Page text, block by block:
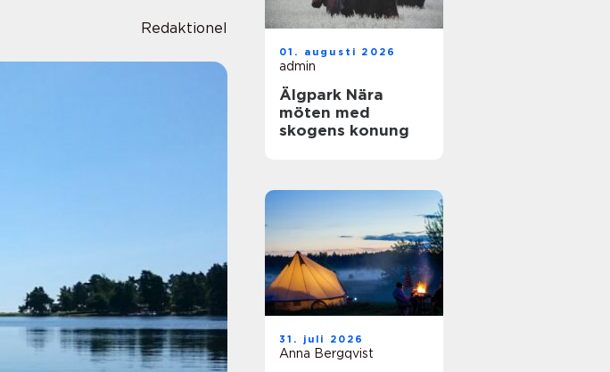
Redaktionel
01. augusti 2026
admin
Älgpark Nära
möten med
skogens konung
31. juli 2026
Anna Bergqvist